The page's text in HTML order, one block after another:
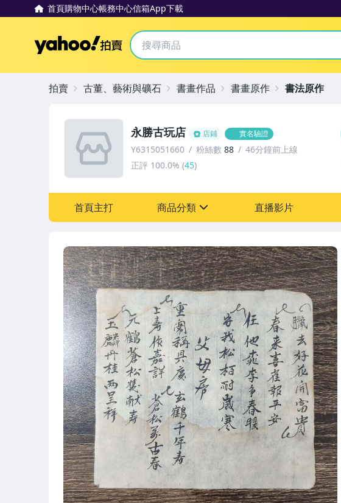
首頁購物中心帳務中心信箱App下載
Yahoo拍賣
永勝古玩店 店鋪 實名驗證
Y6315051660 粉絲數 88
46分鐘前上線
正評 100.0% (45)
首頁主打 商品分類 直播影片
拍賣 古董、藝術與礦石 書畫作品 書畫原作 書法原作